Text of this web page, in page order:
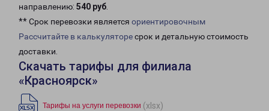
направлению: 540 руб.
** Срок перевозки является ориентировочным
Рассчитайте в калькуляторесрок и детальную стоимость
доставки.
Скачать тарифы для филиала
«Красноярск»
Тарифы на услуги перевозки (xlsx)